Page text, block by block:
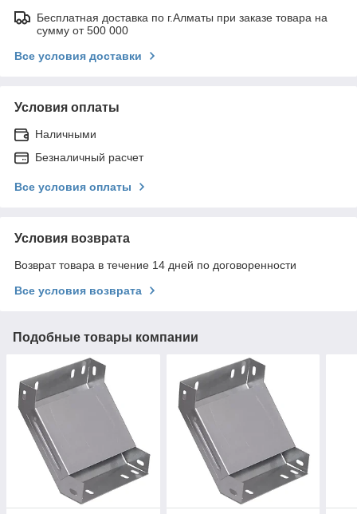
Бесплатная доставка по г.Алматы при заказе товара на
сумму от 500 000
Все условия доставки
Условия оплаты
Наличными
Безналичный расчет
Все условия оплаты
Условия возврата
Возврат товара в течение 14 дней по договоренности
Все условия возврата
Подобные товары компании